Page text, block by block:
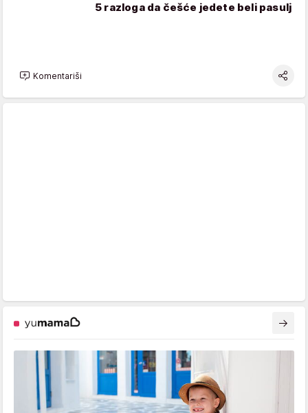
5 razloga da češće jedete beli pasulj
Komentariši